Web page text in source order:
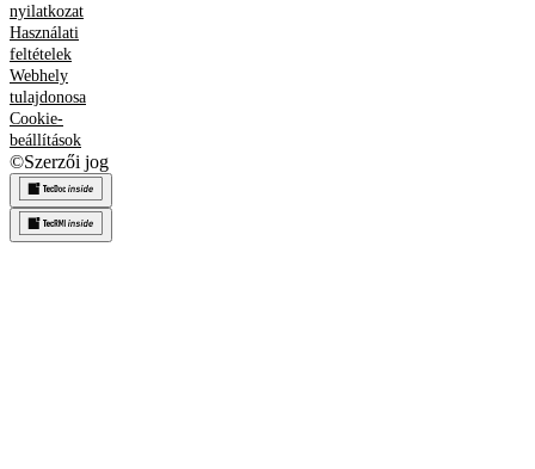
nyilatkozat
Használati
feltételek
Webhely
tulajdonosa
Cookie-
beállítások
©Szerzői jog